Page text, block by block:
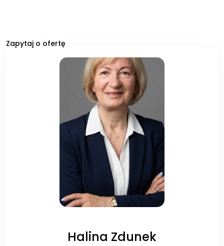
Zapytaj o ofertę
Halina Zdunek